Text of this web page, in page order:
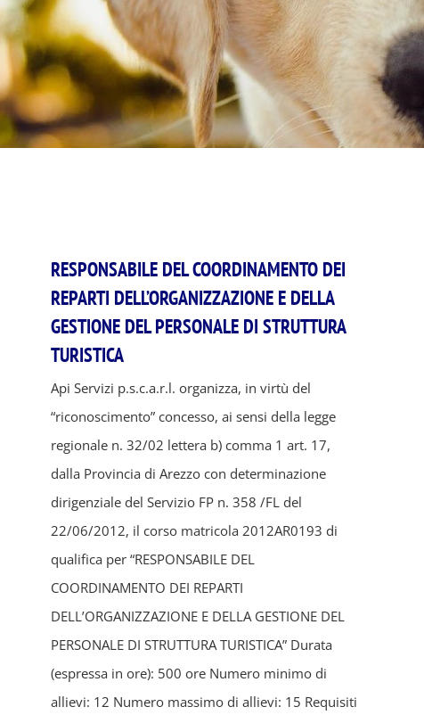
RESPONSABILE DEL COORDINAMENTO DEI
REPARTI DELL’ORGANIZZAZIONE E DELLA
GESTIONE DEL PERSONALE DI STRUTTURA
TURISTICA
Api Servizi p.s.c.a.r.l. organizza, in virtù del
“riconoscimento” concesso, ai sensi della legge
regionale n. 32/02 lettera b) comma 1 art. 17,
dalla Provincia di Arezzo con determinazione
dirigenziale del Servizio FP n. 358 /FL del
22/06/2012, il corso matricola 2012AR0193 di
qualifica per “RESPONSABILE DEL
COORDINAMENTO DEI REPARTI
DELL’ORGANIZZAZIONE E DELLA GESTIONE DEL
PERSONALE DI STRUTTURA TURISTICA” Durata
(espressa in ore): 500 ore Numero minimo di
allievi: 12 Numero massimo di allievi: 15 Requisiti